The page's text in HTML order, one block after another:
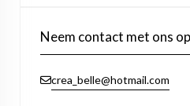
Neem contact met ons op
crea_belle@hotmail.com